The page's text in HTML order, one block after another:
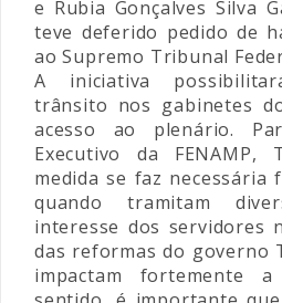
e Rubia Gonçalves Silva
teve deferido pedido de
ao Supremo Tribunal
A iniciativa
trânsito nos gabinetes
acesso ao plenário.
Executivo da FENAMP,
medida se faz necessária
quando tramitam
interesse dos servidores
das reformas do governo
impactam fortemente a